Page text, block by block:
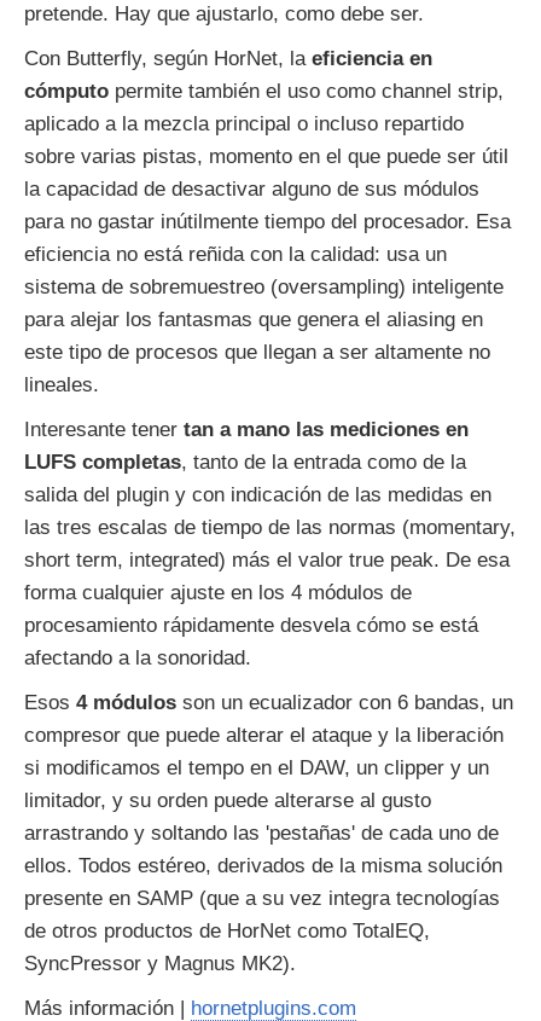
pretende. Hay que ajustarlo, como debe ser.
Con Butterfly, según HorNet, la eficiencia en
cómputo permite también el uso como channel strip,
aplicado a la mezcla principal o incluso repartido
sobre varias pistas, momento en el que puede ser útil
la capacidad de desactivar alguno de sus módulos
para no gastar inútilmente tiempo del procesador. Esa
eficiencia no está reñida con la calidad: usa un
sistema de sobremuestreo (oversampling) inteligente
para alejar los fantasmas que genera el aliasing en
este tipo de procesos que llegan a ser altamente no
lineales.
Interesante tener tan a mano las mediciones en
LUFS completas, tanto de la entrada como de la
salida del plugin y con indicación de las medidas en
las tres escalas de tiempo de las normas (momentary,
short term, integrated) más el valor true peak. De esa
forma cualquier ajuste en los 4 módulos de
procesamiento rápidamente desvela cómo se está
afectando a la sonoridad.
Esos 4 módulos son un ecualizador con 6 bandas, un
compresor que puede alterar el ataque y la liberación
si modificamos el tempo en el DAW, un clipper y un
limitador, y su orden puede alterarse al gusto
arrastrando y soltando las 'pestañas' de cada uno de
ellos. Todos estéreo, derivados de la misma solución
presente en SAMP (que a su vez integra tecnologías
de otros productos de HorNet como TotalEQ,
SyncPressor y Magnus MK2).
Más información | hornetplugins.com